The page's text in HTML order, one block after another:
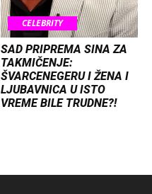
CELEBRITY
SAD PRIPREMA SINA ZA
TAKMIČENJE:
ŠVARCENEGERU I ŽENA I
LJUBAVNICA U ISTO
VREME BILE TRUDNE?!